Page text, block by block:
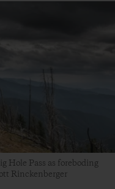
Hole Pass as foreboding
Rinckenberger